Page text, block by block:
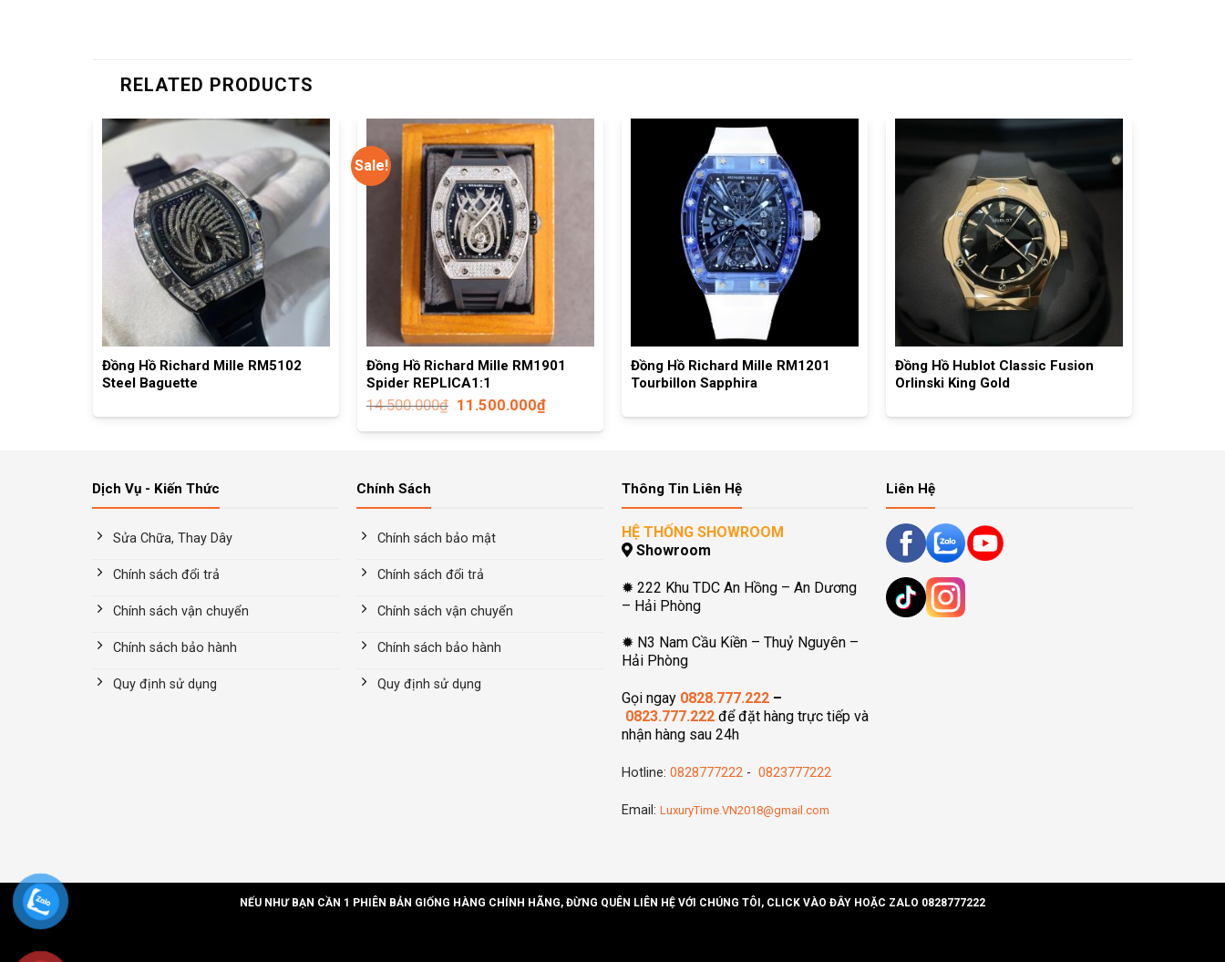
RELATED PRODUCTS
Đồng Hồ Richard Mille RM5102
Steel Baguette
Sale!
Đồng Hồ Richard Mille RM1901
Spider REPLICA1:1
14.500.000₫ 11.500.000₫
Đồng Hồ Richard Mille RM1201
Tourbillon Sapphira
Đồng Hồ Hublot Classic Fusion
Orlinski King Gold
Dịch Vụ - Kiến Thức
Sửa Chữa, Thay Dây
Chính sách đổi trả
Chính sách vận chuyển
Chính sách bảo hành
Quy định sử dụng
Chính Sách
Chính sách bảo mật
Chính sách đổi trả
Chính sách vận chuyển
Chính sách bảo hành
Quy định sử dụng
Thông Tin Liên Hệ
HỆ THỐNG SHOWROOM
Showroom
✹ 222 Khu TDC An Hồng – An Dương
– Hải Phòng
✹ N3 Nam Cầu Kiền – Thuỷ Nguyên –
Hải Phòng
Gọi ngay 0828.777.222–
0823.777.222để đặt hàng trực tiếp và
nhận hàng sau 24h
Hotline: 0828777222- 0823777222
Email: LuxuryTime.VN2018@gmail.com
Liên Hệ
NẾU NHƯ BẠN CẦN 1 PHIÊN BẢN GIỐNG HÀNG CHÍNH HÃNG, ĐỪNG QUÊN LIÊN HỆ VỚI CHÚNG TÔI, CLICK VÀO ĐÂY HOẶC ZALO 0828777222